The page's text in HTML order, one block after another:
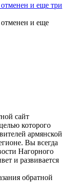
и еще три
и еще
сайт
которого
армянской
Вы всегда
Нагорного
и развивается
обратной